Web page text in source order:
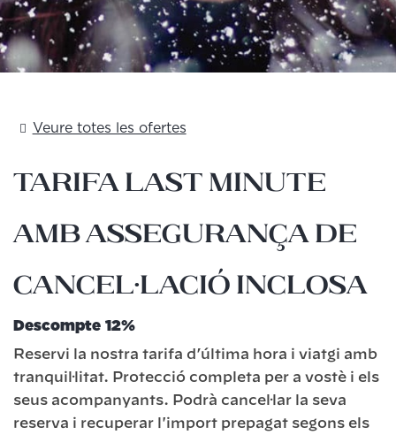
Veure totes les ofertes
Tarifa Last Minute
amb Assegurança de
Cancel·lació inclosa
Descompte 12%
Reservi la nostra tarifa d’última hora i viatgi amb
tranquil·litat. Protecció completa per a vostè i els
seus acompanyants. Podrà cancel·lar la seva
reserva i recuperar l'import prepagat segons els